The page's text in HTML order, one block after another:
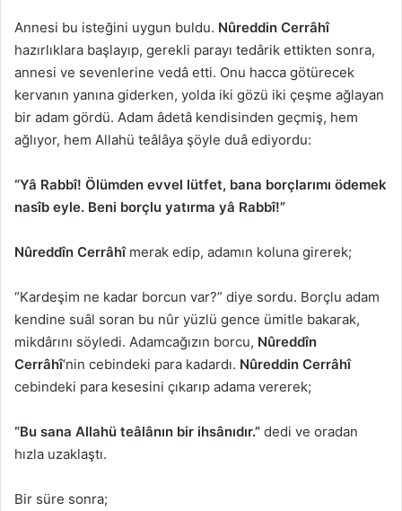
Annesi bu isteğini uygun buldu. Nûreddin Cerrâhî
hazırlıklara başlayıp, gerekli parayı tedârik ettikten sonra,
annesi ve sevenlerine vedâ etti. Onu hacca götürecek
kervanın yanına giderken, yolda iki gözü iki çeşme ağlayan
bir adam gördü. Adam âdetâ kendisinden geçmiş, hem
ağlıyor, hem Allahü teâlâya şöyle duâ ediyordu:
“Yâ Rabbî! Ölümden evvel lütfet, bana borçlarımı ödemek
nasîb eyle. Beni borçlu yatırma yâ Rabbî!”
Nûreddîn Cerrâhîmerak edip, adamın koluna girerek;
“Kardeşim ne kadar borcun var?” diye sordu. Borçlu adam
kendine suâl soran bu nûr yüzlü gence ümitle bakarak,
mikdârını söyledi. Adamcağızın borcu, Nûreddîn
Cerrâhî‘nin cebindeki para kadardı. Nûreddin Cerrâhî
cebindeki para kesesini çıkarıp adama vererek;
“Bu sana Allahü teâlânın bir ihsânıdır.” dedi ve oradan
hızla uzaklaştı.
Bir süre sonra;